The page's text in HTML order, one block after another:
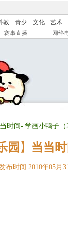
教 青少 文化
艺术
赛事直播 网络
时间- 学画小鸭子（
园】当当
布时间:2010年05月